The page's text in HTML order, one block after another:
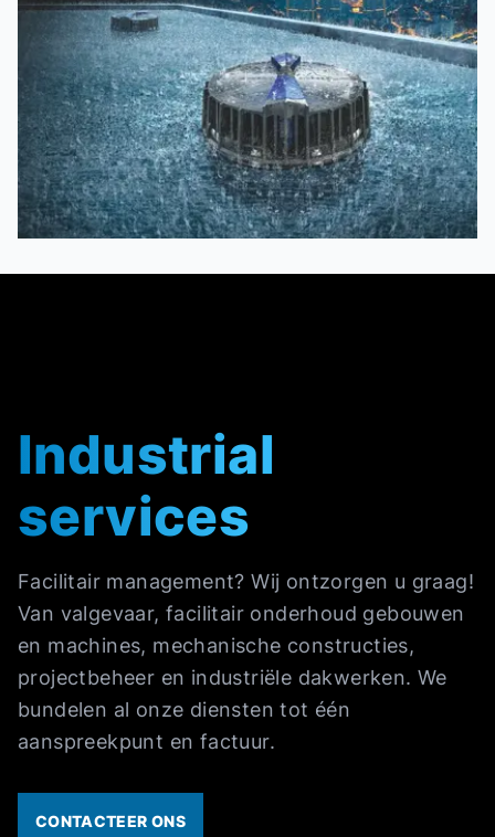
Industrial
services
Facilitair management? Wij ontzorgen u graag!
Van valgevaar, facilitair onderhoud gebouwen
en machines, mechanische constructies,
projectbeheer en industriële dakwerken. We
bundelen al onze diensten tot één
aanspreekpunt en factuur.
CONTACTEER ONS